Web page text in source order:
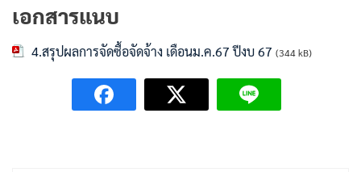
เอกสารแนบ
4.สรุปผลการจัดซื้อจัดจ้าง เดือนม.ค.67 ปีงบ 67 (344 kB)